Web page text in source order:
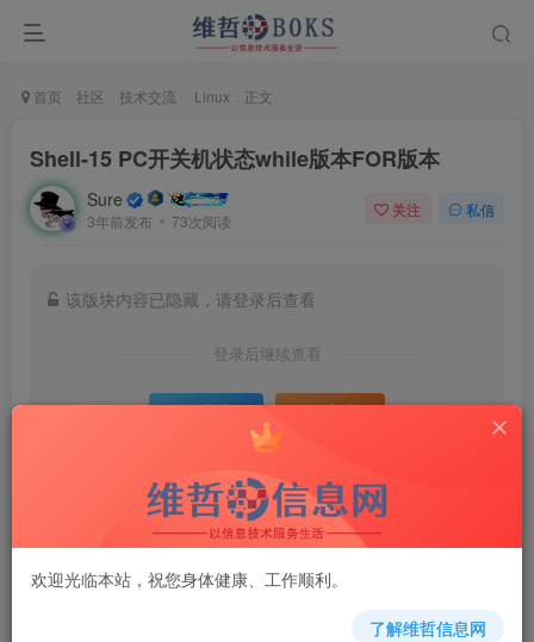
首页 社区 技术交流 Linux 正文
Shell-15 PC开关机状态while版本FOR版本
Sure
3年前发布 73次阅读
关注 私信
该版块内容已隐藏，请登录后查看
登录后继续查看
登录 注册
评分
欢迎为Ta评分
分享 收藏
欢迎光临本站，祝您身体健康、工作顺利。
了解维哲信息网